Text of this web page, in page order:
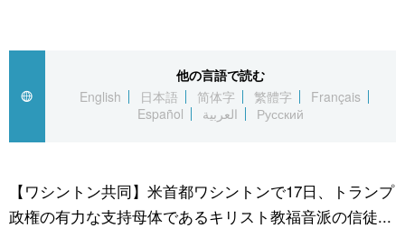
Русский
経済・ビジネス
国際
文化
トップ
アーカイブ
In-depth
Japan Data
動画/Live
スポーツ・東京2020
他の言語で読む
English
日本語 简体字 繁體字
Français
Español
العربية Русский
【ワシントン共同】米首都ワシントンで17日、トランプ
政権の有力な支持母体であるキリスト教福音派の信徒...